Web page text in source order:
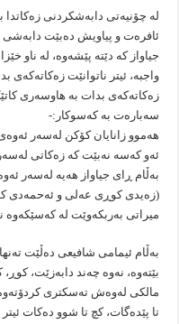
ئافرەت و پیاویش دەبێت دابەشى
جیاواز کە دێتە پێشەوە، لە ناو
واجبە، ئیتر ناتوانێت
زەکاتەکەى بدات بە هاوسەرى
سەبارەت بە کەسوکار:-
هەموو زانایان كۆكن لەسەر
ئەو كەسە نەبێت كە زەكاتی
بەڵام ڕای جیاواز هەیە لەسەر
(زەیدی كوڕی عەلی و ئەحمەدی
میراتی بەربكەوێت لە
بەڵام ئیمامی شافیعی دەڵێت تەنها
بێتەوە، نەوە چەند دابەزێت، كوڕ،
مالكی لەوەش تەسكتری
تا پێدەگات، كچ تا شوو دەكات